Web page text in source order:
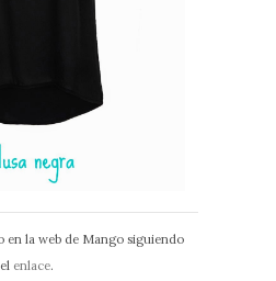
en la web de Mango siguiendo
el enlace.